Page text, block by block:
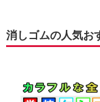
消しゴムの人気お